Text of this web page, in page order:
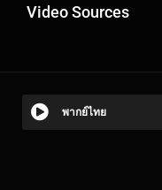
Video Sources
พากย์ไทย